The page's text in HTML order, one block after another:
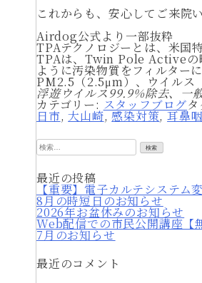
これからも、安心してご来院
Airdog公式より一部抜粋
TPAテクノロジーとは、米国
TPAは、Twin Pole Activeの
ように汚染物質をフィルター
PM2.5（2.5μm）、ウイルス
浮遊ウイルス99.9%除去、一
カテゴリー: スタッフブログ
日市,大山崎,感染対策,耳鼻
検
索:
最近の投稿
【重要】電子カルテシステム
8月の時短日のお知らせ
2026年お盆休みのお知らせ
Web配信での市民公開講座【
7月のお知らせ
最近のコメント